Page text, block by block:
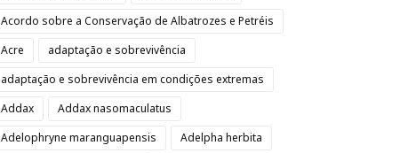
Acordo sobre a Conservação de Albatrozes e Petréis
Acre
adaptação e sobrevivência
adaptação e sobrevivência em condições extremas
Addax
Addax nasomaculatus
Adelophryne maranguapensis
Adelpha herbita